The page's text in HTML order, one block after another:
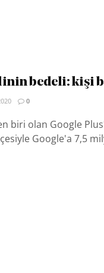
bedeli: kişi
0
biri olan Google
Google'a 7,5